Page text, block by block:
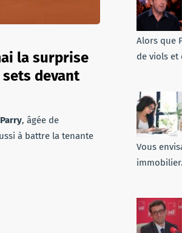
la surprise
devant
, âgée de
à battre la tenante
Alors que
de viols et
Vous